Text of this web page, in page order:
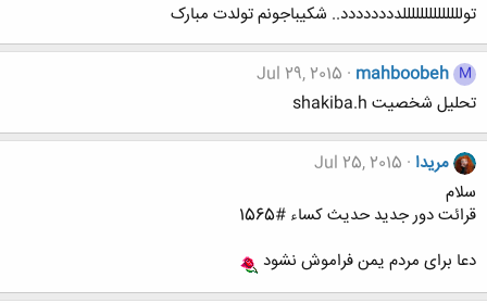
توللللللللللللللدددددددد.. شکیباجونم تولدت مبارک
M
mahboobeh
Jul 29, 2015
تحلیل شخصیت shakiba.h
مریدا Jul 25, 2015
سلام
قرائت دور جدید حدیث کساء #1565
دعا برای مردم یمن فراموش نشود